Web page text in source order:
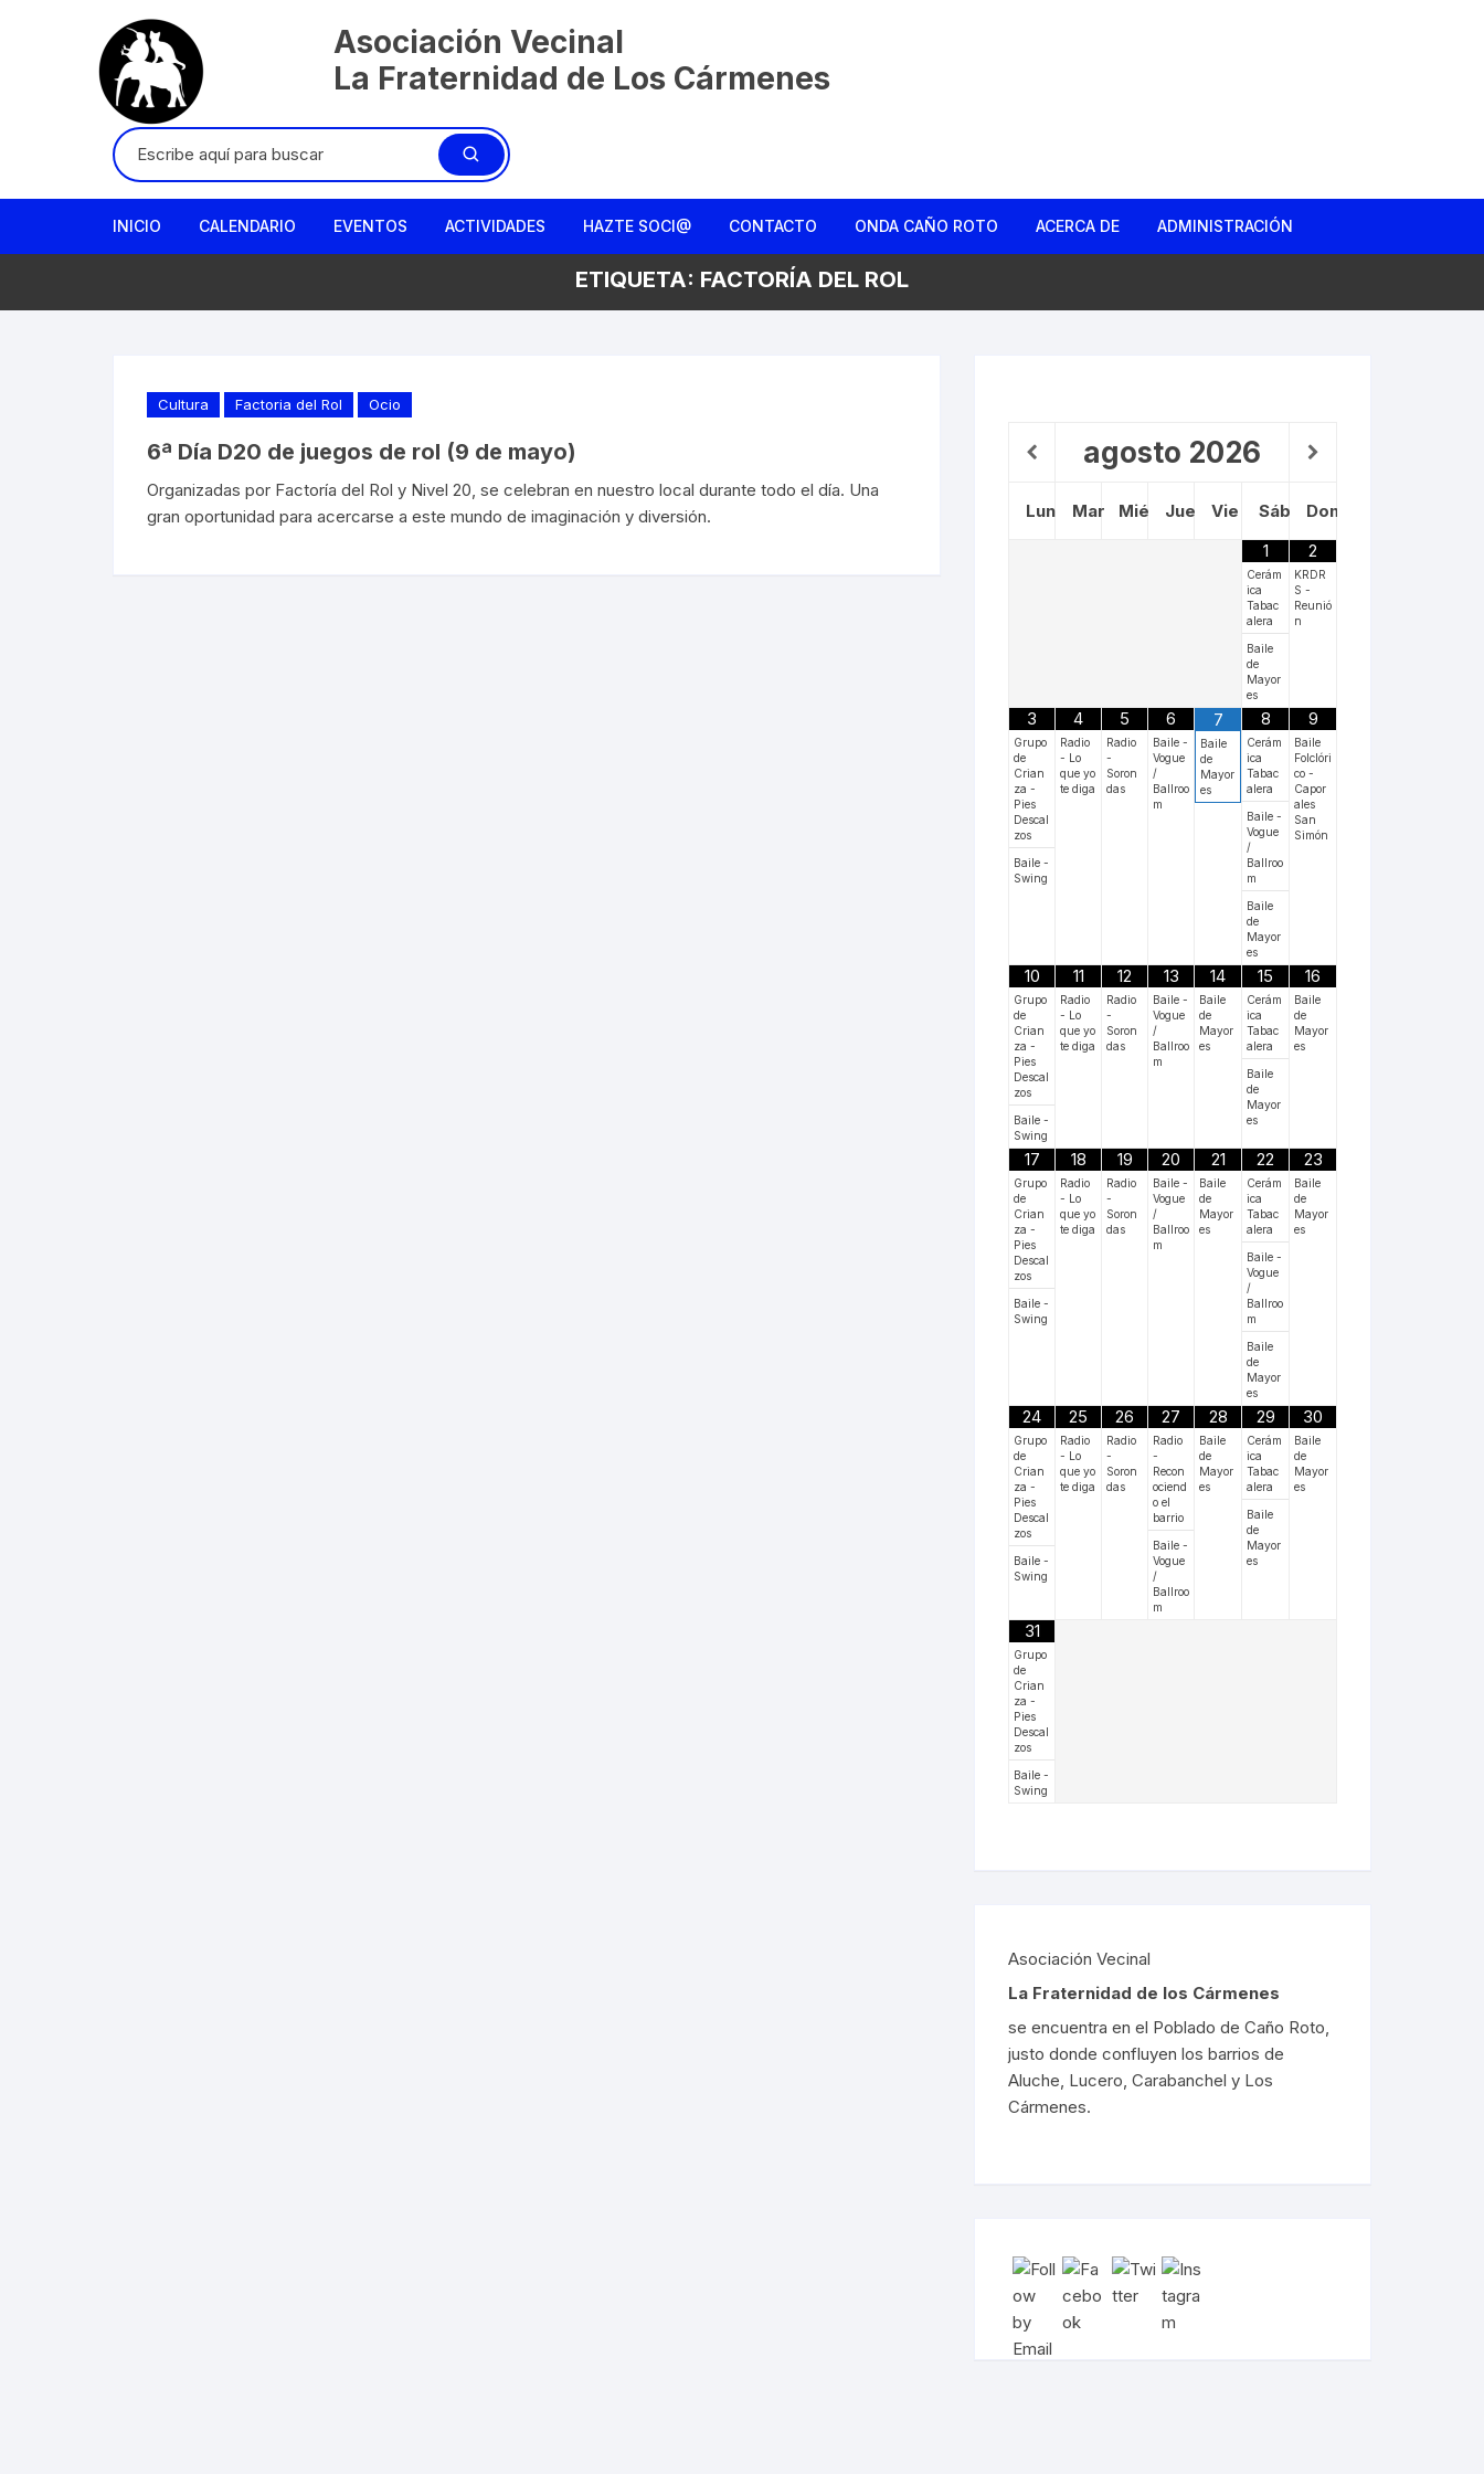
Asociación Vecinal
La Fraternidad de Los Cármenes
Buscar:
INICIO CALENDARIO EVENTOS ACTIVIDADES HAZTE SOCI@ CONTACTO ONDA CAÑO ROTO
Charla entre amigas
Reconociendo el Barrio
ACERCA DE ADMINISTRACIÓN
ETIQUETA: FACTORÍA DEL ROL
Cultura Factoria del Rol Ocio
6ª Día D20 de juegos de rol (9 de mayo)
Organizadas por Factoría del Rol y Nivel 20, se celebran en nuestro local durante todo el día. Una
gran oportunidad para acercarse a este mundo de imaginación y diversión.
agosto 2026
Lun Mar Mié Jue Vie Sáb
Dom
1
Cerám
ica
Tabac
alera
Baile
de
Mayor
es
2
KRDR
S -
Reunió
n
3
Grupo
de
Crian
za -
Pies
Descal
zos
Baile -
Swing
4
Radio
- Lo
que yo
te diga
5
Radio
-
Soron
das
6
Baile -
Vogue
/
Ballroo
m
7
Baile
de
Mayor
es
8
Cerám
ica
Tabac
alera
Baile -
Vogue
/
Ballroo
m
Baile
de
Mayor
es
9
Baile
Folclóri
co -
Capor
ales
San
Simón
10
Grupo
de
Crian
za -
Pies
Descal
zos
Baile -
Swing
11
Radio
- Lo
que yo
te diga
12
Radio
-
Soron
das
13
Baile -
Vogue
/
Ballroo
m
14
Baile
de
Mayor
es
15
Cerám
ica
Tabac
alera
Baile
de
Mayor
es
16
Baile
de
Mayor
es
17
Grupo
de
Crian
za -
Pies
Descal
zos
Baile -
Swing
18
Radio
- Lo
que yo
te diga
19
Radio
-
Soron
das
20
Baile -
Vogue
/
Ballroo
m
21
Baile
de
Mayor
es
22
Cerám
ica
Tabac
alera
Baile -
Vogue
/
Ballroo
m
Baile
de
Mayor
es
23
Baile
de
Mayor
es
24
Grupo
de
Crian
za -
Pies
Descal
zos
Baile -
Swing
25
Radio
- Lo
que yo
te diga
26
Radio
-
Soron
das
27
Radio
-
Recon
ociend
o el
barrio
Baile -
Vogue
/
Ballroo
m
28
Baile
de
Mayor
es
29
Cerám
ica
Tabac
alera
Baile
de
Mayor
es
30
Baile
de
Mayor
es
31
Grupo
de
Crian
za -
Pies
Descal
zos
Baile -
Swing
Asociación Vecinal
La Fraternidad de los Cármenes
se encuentra en el Poblado de Caño Roto,
justo donde confluyen los barrios de
Aluche, Lucero, Carabanchel y Los
Cármenes.